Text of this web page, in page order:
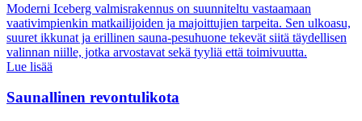
Moderni Iceberg valmisrakennus on suunniteltu vastaamaan
vaativimpienkin matkailijoiden ja majoittujien tarpeita. Sen ulkoasu,
suuret ikkunat ja erillinen sauna-pesuhuone tekevät siitä täydellisen
valinnan niille, jotka arvostavat sekä tyyliä että toimivuutta.
Lue lisää
Saunallinen revontulikota